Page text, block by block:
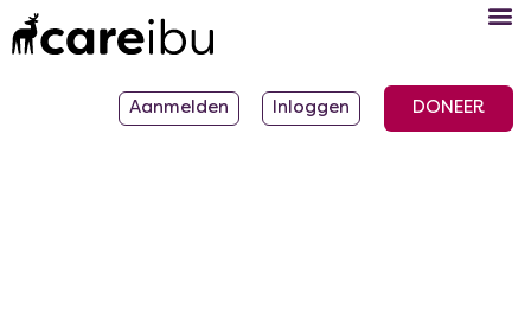
naar
Aanmelden Inloggen DONEER